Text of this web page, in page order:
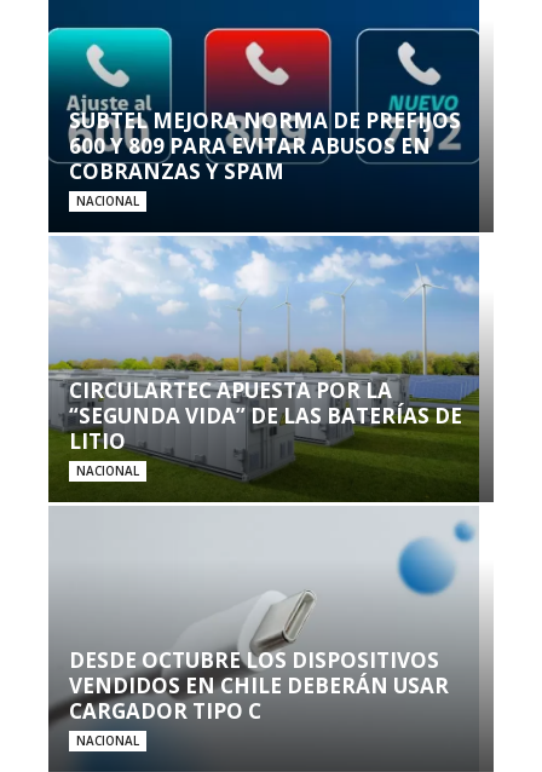
SUBTEL MEJORA NORMA DE PREFIJOS
600 Y 809 PARA EVITAR ABUSOS EN
COBRANZAS Y SPAM
NACIONAL
CIRCULARTEC APUESTA POR LA
“SEGUNDA VIDA” DE LAS BATERÍAS DE
LITIO
NACIONAL
DESDE OCTUBRE LOS DISPOSITIVOS
VENDIDOS EN CHILE DEBERÁN USAR
CARGADOR TIPO C
NACIONAL